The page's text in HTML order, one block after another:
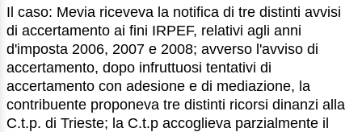
Il caso: Mevia riceveva la notifica di tre distinti avvisi
di accertamento ai fini IRPEF, relativi agli anni
d'imposta 2006, 2007 e 2008; avverso l'avviso di
accertamento, dopo infruttuosi tentativi di
accertamento con adesione e di mediazione, la
contribuente proponeva tre distinti ricorsi dinanzi alla
C.t.p. di Trieste; la C.t.p accoglieva parzialmente il